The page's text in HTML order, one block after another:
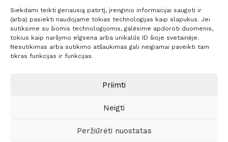
Siekdami teikti geriausią patirtį, įrenginio informacijai saugoti ir
(arba) pasiekti naudojame tokias technologijas kaip slapukus. Jei
sutiksime su šiomis technologijomis, galėsime apdoroti duomenis,
tokius kaip naršymo elgsena arba unikalūs ID šioje svetainėje.
Nesutikimas arba sutikimo atšaukimas gali neigiamai paveikti tam
tikras funkcijas ir funkcijas.
Priimti
Neigti
Peržiūrėti nuostatas
Prenumerata Reklama Taisyklės Kontaktai
© 2021 Visos teisės saugomos